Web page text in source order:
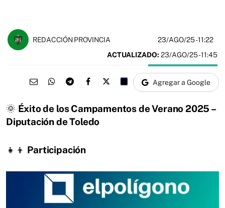
REDACCIÓN PROVINCIA 23/AGO/25- 11:22
ACTUALIZADO: 23/AGO/25 - 11:45
Agregar a Google
🌞 Éxito de los Campamentos de Verano 2025 –
Diputación de Toledo
👧👦 Participación